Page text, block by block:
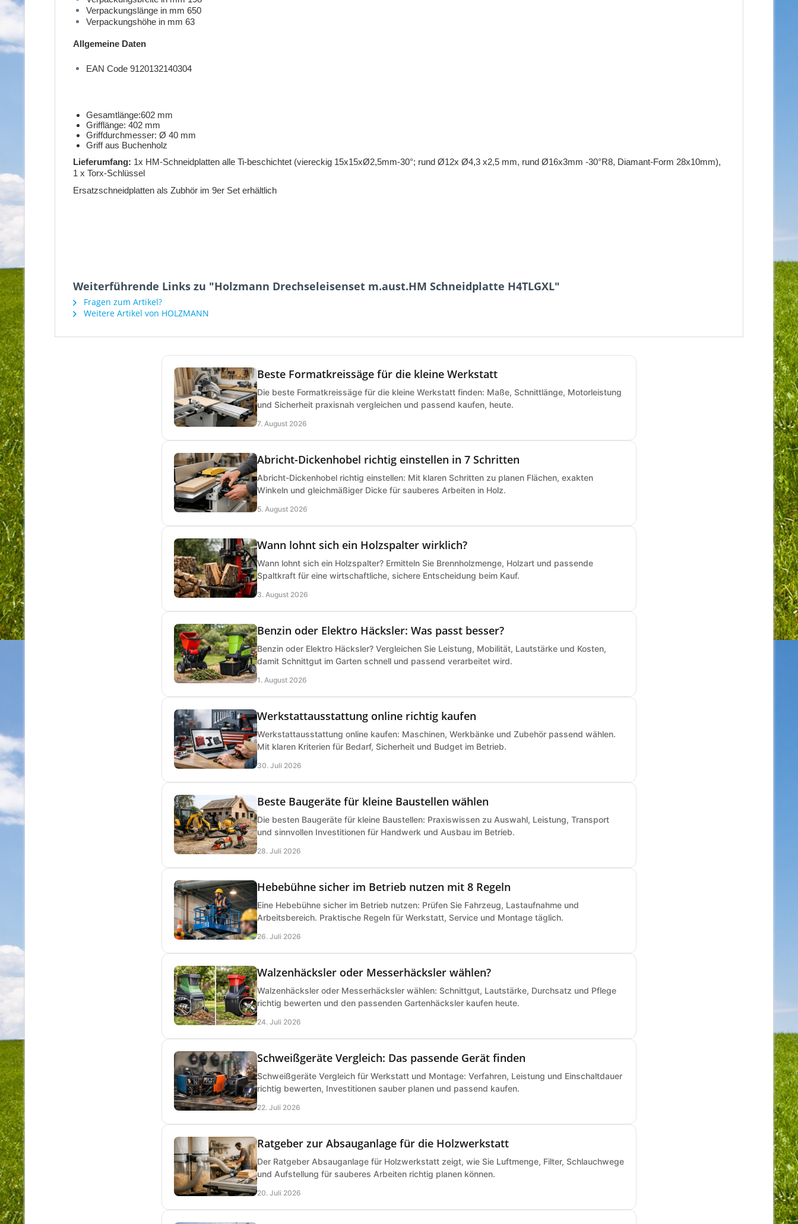
Verpackungslänge in mm 650
Verpackungshöhe in mm 63
Allgemeine Daten
EAN Code 9120132140304
Gesamtlänge:602 mm
Grifflänge: 402 mm
Griffdurchmesser: Ø 40 mm
Griff aus Buchenholz
Lieferumfang: 1x HM-Schneidplatten alle Ti-beschichtet (viereckig 15x15xØ2,5mm-30°; rund Ø12x Ø4,3 x2,5 mm, rund Ø16x3mm -30°R8, Diamant-Form 28x10mm),
1 x Torx-Schlüssel
Ersatzschneidplatten als Zubhör im 9er Set erhältlich
Weiterführende Links zu "Holzmann Drechseleisenset m.aust.HM Schneidplatte H4TLGXL"
Fragen zum Artikel?
Weitere Artikel von HOLZMANN
Beste Formatkreissäge für die kleine Werkstatt
Die beste Formatkreissäge für die kleine Werkstatt finden: Maße, Schnittlänge, Motorleistung
und Sicherheit praxisnah vergleichen und passend kaufen, heute.
7. August 2026
Abricht-Dickenhobel richtig einstellen in 7 Schritten
Abricht-Dickenhobel richtig einstellen: Mit klaren Schritten zu planen Flächen, exakten
Winkeln und gleichmäßiger Dicke für sauberes Arbeiten in Holz.
5. August 2026
Wann lohnt sich ein Holzspalter wirklich?
Wann lohnt sich ein Holzspalter? Ermitteln Sie Brennholzmenge, Holzart und passende
Spaltkraft für eine wirtschaftliche, sichere Entscheidung beim Kauf.
3. August 2026
Benzin oder Elektro Häcksler: Was passt besser?
Benzin oder Elektro Häcksler? Vergleichen Sie Leistung, Mobilität, Lautstärke und Kosten,
damit Schnittgut im Garten schnell und passend verarbeitet wird.
1. August 2026
Werkstattausstattung online richtig kaufen
Werkstattausstattung online kaufen: Maschinen, Werkbänke und Zubehör passend wählen.
Mit klaren Kriterien für Bedarf, Sicherheit und Budget im Betrieb.
30. Juli 2026
Beste Baugeräte für kleine Baustellen wählen
Die besten Baugeräte für kleine Baustellen: Praxiswissen zu Auswahl, Leistung, Transport
und sinnvollen Investitionen für Handwerk und Ausbau im Betrieb.
28. Juli 2026
Hebebühne sicher im Betrieb nutzen mit 8 Regeln
Eine Hebebühne sicher im Betrieb nutzen: Prüfen Sie Fahrzeug, Lastaufnahme und
Arbeitsbereich. Praktische Regeln für Werkstatt, Service und Montage täglich.
26. Juli 2026
Walzenhäcksler oder Messerhäcksler wählen?
Walzenhäcksler oder Messerhäcksler wählen: Schnittgut, Lautstärke, Durchsatz und Pflege
richtig bewerten und den passenden Gartenhäcksler kaufen heute.
24. Juli 2026
Schweißgeräte Vergleich: Das passende Gerät finden
Schweißgeräte Vergleich für Werkstatt und Montage: Verfahren, Leistung und Einschaltdauer
richtig bewerten, Investitionen sauber planen und passend kaufen.
22. Juli 2026
Ratgeber zur Absauganlage für die Holzwerkstatt
Der Ratgeber Absauganlage für Holzwerkstatt zeigt, wie Sie Luftmenge, Filter, Schlauchwege
und Aufstellung für sauberes Arbeiten richtig planen können.
20. Juli 2026